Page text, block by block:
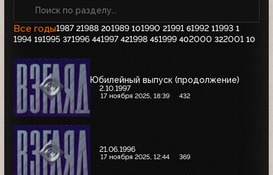
Все годы1987 21988 201989 101990 21991 61992 11993 1
1994 191995 371996 441997 421998 451999 402000 322001 10
Юбилейный выпуск (продолжение)
2.10.1997
17 ноября 2025, 18:39 432
21.06.1996
17 ноября 2025, 12:44 369